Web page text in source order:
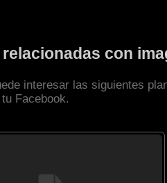
con
interesar las siguientes
Facebook.